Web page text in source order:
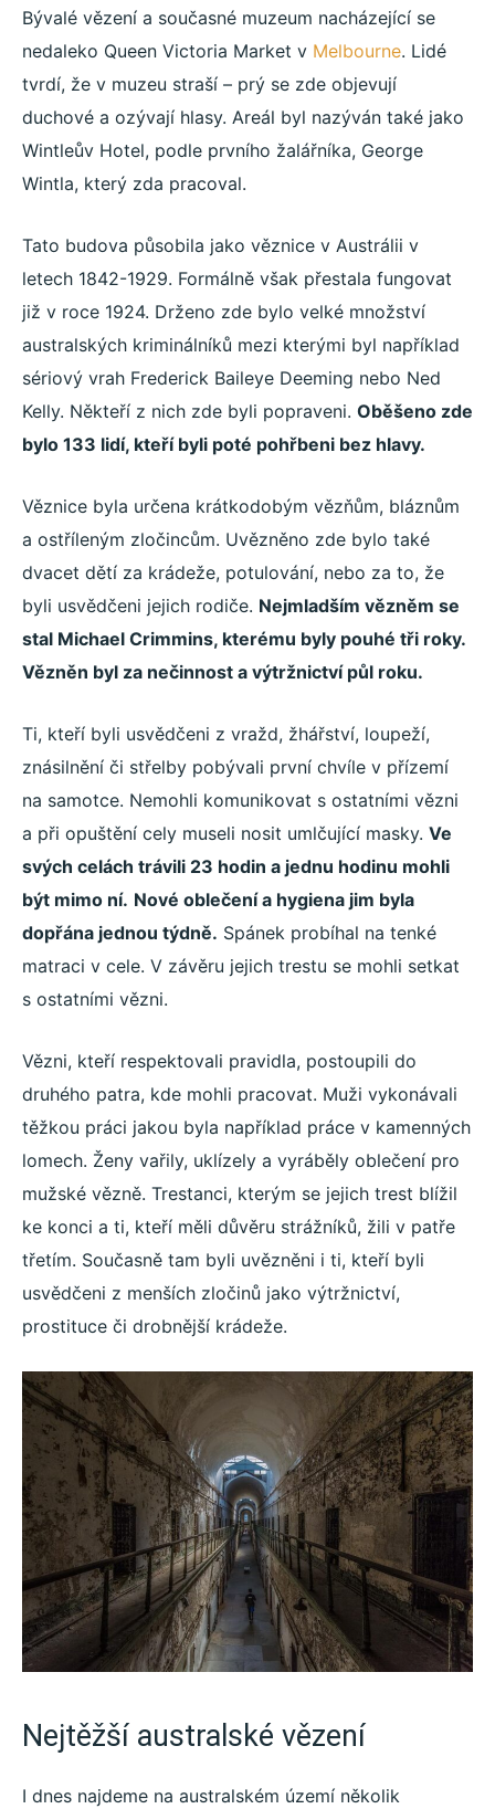
Bývalé vězení a současné muzeum nacházející se
nedaleko Queen Victoria Market v Melbourne. Lidé
tvrdí, že v muzeu straší – prý se zde objevují
duchové a ozývají hlasy. Areál byl nazýván také jako
Wintleův Hotel, podle prvního žalářníka, George
Wintla, který zda pracoval.
Tato budova působila jako věznice v Austrálii v
letech 1842-1929. Formálně však přestala fungovat
již v roce 1924. Drženo zde bylo velké množství
australských kriminálníků mezi kterými byl například
sériový vrah Frederick Baileye Deeming nebo Ned
Kelly. Někteří z nich zde byli popraveni. Oběšeno zde
bylo 133 lidí, kteří byli poté pohřbeni bez hlavy.
Věznice byla určena krátkodobým vězňům, bláznům
a ostříleným zločincům. Uvězněno zde bylo také
dvacet dětí za krádeže, potulování, nebo za to, že
byli usvědčeni jejich rodiče. Nejmladším vězněm se
stal Michael Crimmins, kterému byly pouhé tři roky.
Vězněn byl za nečinnost a výtržnictví půl roku.
Ti, kteří byli usvědčeni z vražd, žhářství, loupeží,
znásilnění či střelby pobývali první chvíle v přízemí
na samotce. Nemohli komunikovat s ostatními vězni
a při opuštění cely museli nosit umlčující masky. Ve
svých celách trávili 23 hodin a jednu hodinu mohli
být mimo ní. Nové oblečení a hygiena jim byla
dopřána jednou týdně. Spánek probíhal na tenké
matraci v cele. V závěru jejich trestu se mohli setkat
s ostatními vězni.
Vězni, kteří respektovali pravidla, postoupili do
druhého patra, kde mohli pracovat. Muži vykonávali
těžkou práci jakou byla například práce v kamenných
lomech. Ženy vařily, uklízely a vyráběly oblečení pro
mužské vězně. Trestanci, kterým se jejich trest blížil
ke konci a ti, kteří měli důvěru strážníků, žili v patře
třetím. Současně tam byli uvězněni i ti, kteří byli
usvědčeni z menších zločinů jako výtržnictví,
prostituce či drobnější krádeže.
Nejtěžší australské vězení
I dnes najdeme na australském území několik